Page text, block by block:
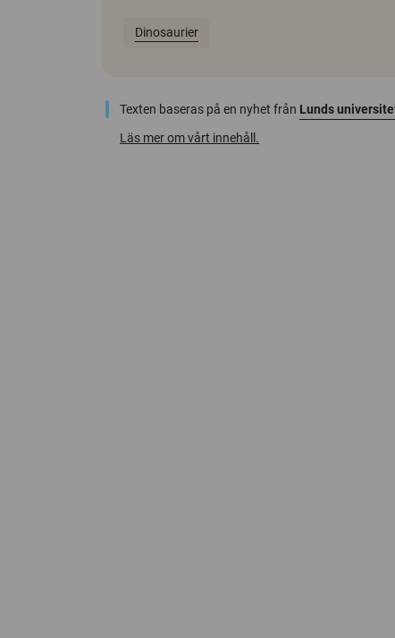
Dinosaurier
Texten baseras på en nyhet från Lunds
Läs mer om vårt innehåll.